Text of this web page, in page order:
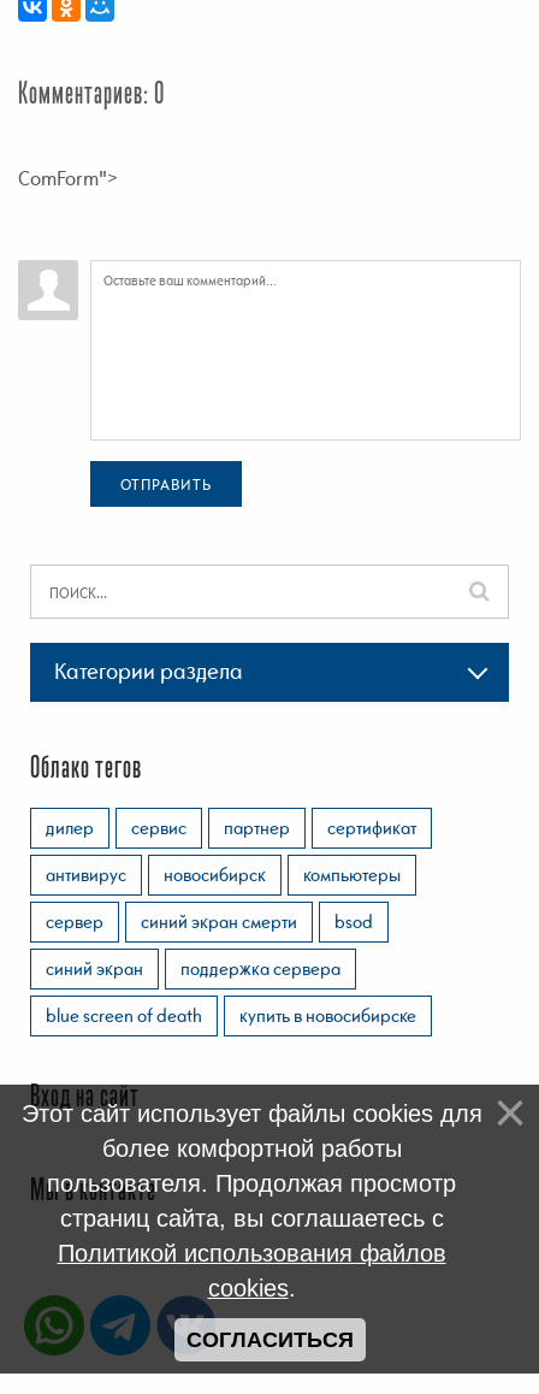
Комментариев: 0
ComForm">
ОТПРАВИТЬ
Категории раздела
Облако тегов
дилер сервис партнер
сертификат
антивирус
новосибирск
компьютеры
сервер
синий экран смерти
bsod
синий экран
поддержка сервера
blue screen of death
купить в новосибирске
Вход на сайт
Мы в контакте
Этот сайт использует файлы cookies для
более комфортной работы
пользователя. Продолжая просмотр
страниц сайта, вы соглашаетесь с
Политикой использования файлов
cookies.
СОГЛАСИТЬСЯ